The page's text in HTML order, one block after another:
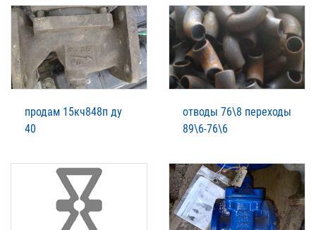
продам 15кч848п ду
40
отводы 76\8 переходы
89\6-76\6